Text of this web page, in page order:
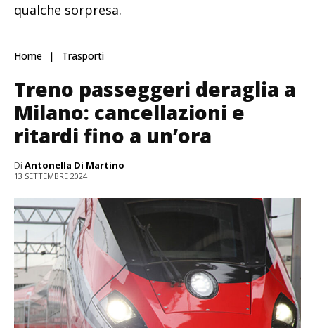
qualche sorpresa.
Home Trasporti
Treno passeggeri deraglia a
Milano: cancellazioni e
ritardi fino a un’ora
Di Antonella Di Martino
13 SETTEMBRE 2024